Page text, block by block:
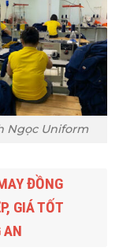
Ngọc Uniform
ĐỒNG
GIÁ TỐT
AN